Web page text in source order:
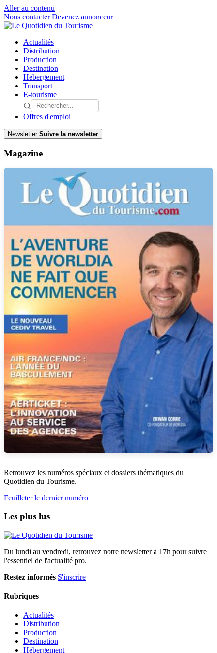
Aller au contenu
Nous contacter Devenez annonceur
Actualités
Distribution
Production
Destination
Hébergement
Transport
E-tourisme
Offres d'emploi
Newsletter Suivre la newsletter
Magazine
Retrouvez les numéros spéciaux et dossiers thématiques du
Quotidien du Tourisme.
Feuilleter le dernier numéro
Les plus lus
Du lundi au vendredi, retrouvez notre newsletter à 17h pour suivre
l'essentiel de l'actualité pro.
Restez informés S'inscrire
Rubriques
Actualités
Distribution
Production
Destination
Hébergement